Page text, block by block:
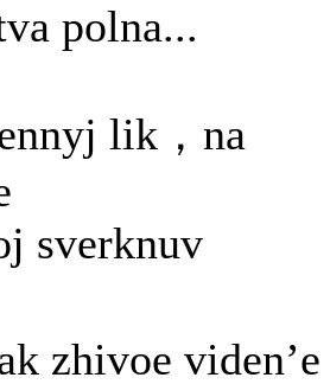
polna...
lik，na
sverknuv
zhivoe viden’e